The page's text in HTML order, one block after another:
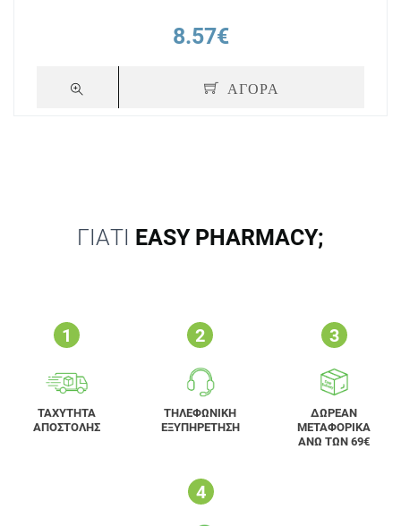
8.57€
ΑΓΟΡΑ
ΓΙΑΤΙ EASY PHARMACY;
ΤΑΧΥΤΗΤΑ
ΑΠΟΣΤΟΛΗΣ
ΤΗΛΕΦΩΝΙΚΗ
ΕΞΥΠΗΡΕΤΗΣΗ
ΔΩΡΕΑΝ
ΜΕΤΑΦΟΡΙΚΑ
ΑΝΩ ΤΩΝ 69€